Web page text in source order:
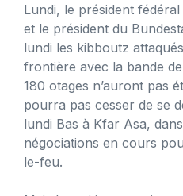
Lundi, le président
et le président du
lundi les kibboutz
frontière avec la bande
180 otages n’auront pas
pourra pas cesser de se
lundi Bas à Kfar Asa,
négociations en cours
le-feu.